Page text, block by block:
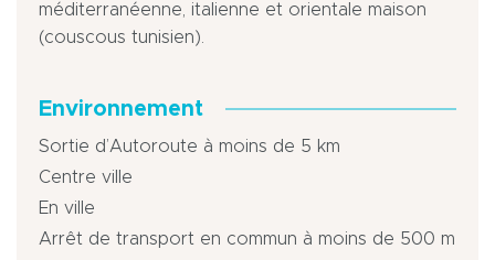
méditerranéenne, italienne et orientale maison
(couscous tunisien).
Environnement
Sortie d’Autoroute à moins de 5 km
Centre ville
En ville
Arrêt de transport en commun à moins de 500 m